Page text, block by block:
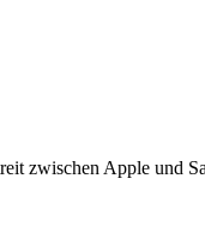
zwischen Apple und